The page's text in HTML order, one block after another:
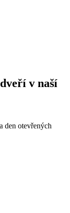
v naší
den otevřených